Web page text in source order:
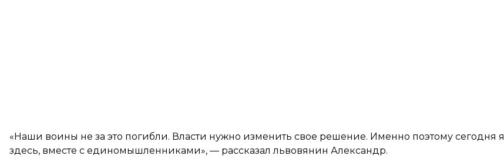
«Наши воины не за это погибли. Власти нужно изменить свое решение. Именно поэтому сегодня я
здесь, вместе с единомышленниками», — рассказал львовянин Александр.